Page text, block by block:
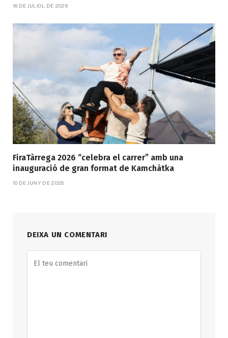
16 DE JULIOL DE 2026
FiraTàrrega 2026 “celebra el carrer” amb una
inauguració de gran format de Kamchàtka
10 DE JUNY DE 2026
DEIXA UN COMENTARI